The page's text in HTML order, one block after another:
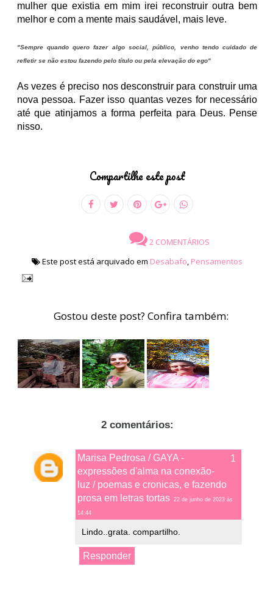
mulher que existia em mim irei reconstruir outra bem
melhor e com a mente mais saudável, mais leve.
"Sempre quando quero fazer algo social, público, venho tendo cuidado de
refletir se não estou fazendo pelo título ou pela elevação do ego"
As vezes é preciso nos desconstruir para construir uma
nova pessoa. Fazer isso quantas vezes for necessário
até que atinjamos a forma perfeita para Deus. Pense
nisso.
Compartilhe este post
2 COMENTÁRIOS
Este post está arquivado em Desabafo, Pensamentos
Gostou deste post? Confira também:
2 comentários:
Marisa Pedrosa / GAYA -
expressões d'alma na conexão-
luz / poemas e cronicas, e fazendo
prosa em letras tortas
22 de junho de 2023 às
14:44
Lindo..grata. compartilho.
Responder